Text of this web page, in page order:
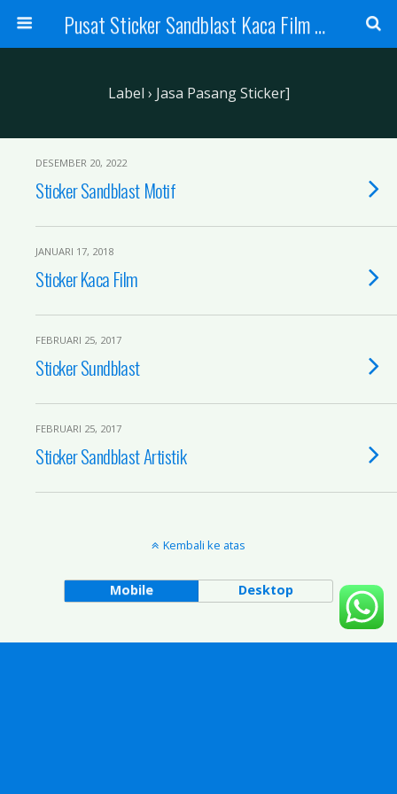
Pusat Sticker Sandblast Kaca Film Sandblasting Kaca Film Sticker
Label › Jasa Pasang Sticker]
DESEMBER 20, 2022
Sticker Sandblast Motif
JANUARI 17, 2018
Sticker Kaca Film
FEBRUARI 25, 2017
Sticker Sundblast
FEBRUARI 25, 2017
Sticker Sandblast Artistik
Kembali ke atas
Mobile Desktop